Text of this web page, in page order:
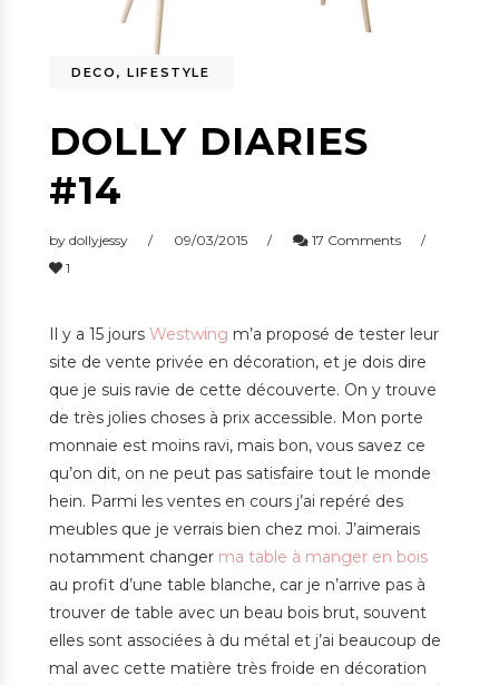
DECO , LIFESTYLE
DOLLY DIARIES
#14
by dollyjessy 09/03/2015
17 Comments
1
Il y a 15 jours Westwing m’a proposé de tester leur
site de vente privée en décoration, et je dois dire
que je suis ravie de cette découverte. On y trouve
de très jolies choses à prix accessible. Mon porte
monnaie est moins ravi, mais bon, vous savez ce
qu’on dit, on ne peut pas satisfaire tout le monde
hein. Parmi les ventes en cours j’ai repéré des
meubles que je verrais bien chez moi. J’aimerais
notamment changer ma table à manger en bois
au profit d’une table blanche, car je n’arrive pas à
trouver de table avec un beau bois brut, souvent
elles sont associées à du métal et j’ai beaucoup de
mal avec cette matière très froide en décoration